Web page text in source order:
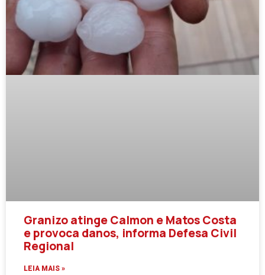
Granizo atinge Calmon e Matos Costa
e provoca danos, informa Defesa Civil
Regional
LEIA MAIS »